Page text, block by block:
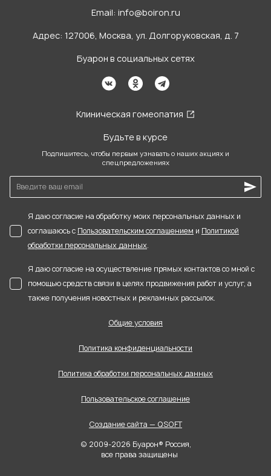
Email: info@boiron.ru
Адрес: 127006, Москва, ул. Долгоруковская, д. 7
Буарон в социальных сетях
Клиническая гомеопатия
Будьте в курсе
Подпишитесь, чтобы первым узнавать о наших акциях и
спецпредложениях
Я даю согласие на обработку моих персональных данных и
соглашаюсь с Пользовательским соглашением и Политикой
обработки персональных данных.
Я даю согласие на осуществление прямых контактов со мной с
помощью средств связи в целях продвижения работ и услуг, а
также получения новостных и рекламных рассылок.
Общие условия
Политика конфиденциальности
Политика обработки персональных данных
Пользовательское соглашение
Создание сайта — QSOFT
© 2009-2026 Буарон® Россия,
все права защищены